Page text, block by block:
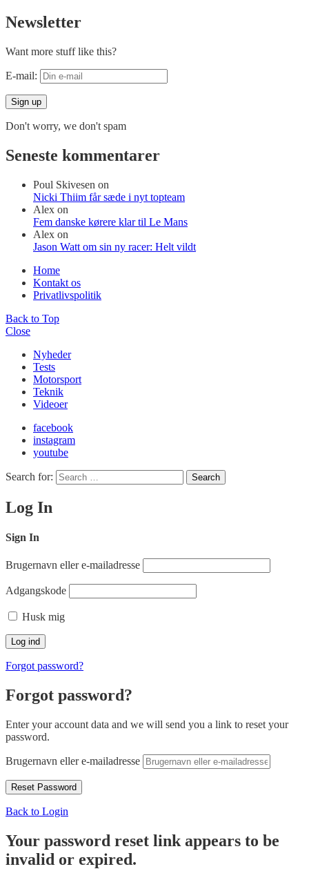
Newsletter
Want more stuff like this?
E-mail:
Don't worry, we don't spam
Seneste kommentarer
Poul Skivesen on
Nicki Thiim får sæde i nyt topteam
Alex on
Fem danske kørere klar til Le Mans
Alex on
Jason Watt om sin ny racer: Helt vildt
Home
Kontakt os
Privatlivspolitik
Back to Top
Close
Nyheder
Tests
Motorsport
Teknik
Videoer
facebook
instagram
youtube
Search for: Search
Log In
Sign In
Brugernavn eller e-mailadresse
Adgangskode
Husk mig
Forgot password?
Forgot password?
Enter your account data and we will send you a link to reset your
password.
Brugernavn eller e-mailadresse
Back to Login
Your password reset link appears to be
invalid or expired.